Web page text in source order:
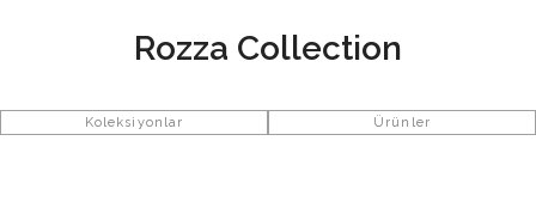
Rozza Collection
Koleksiyonlar Ürünler